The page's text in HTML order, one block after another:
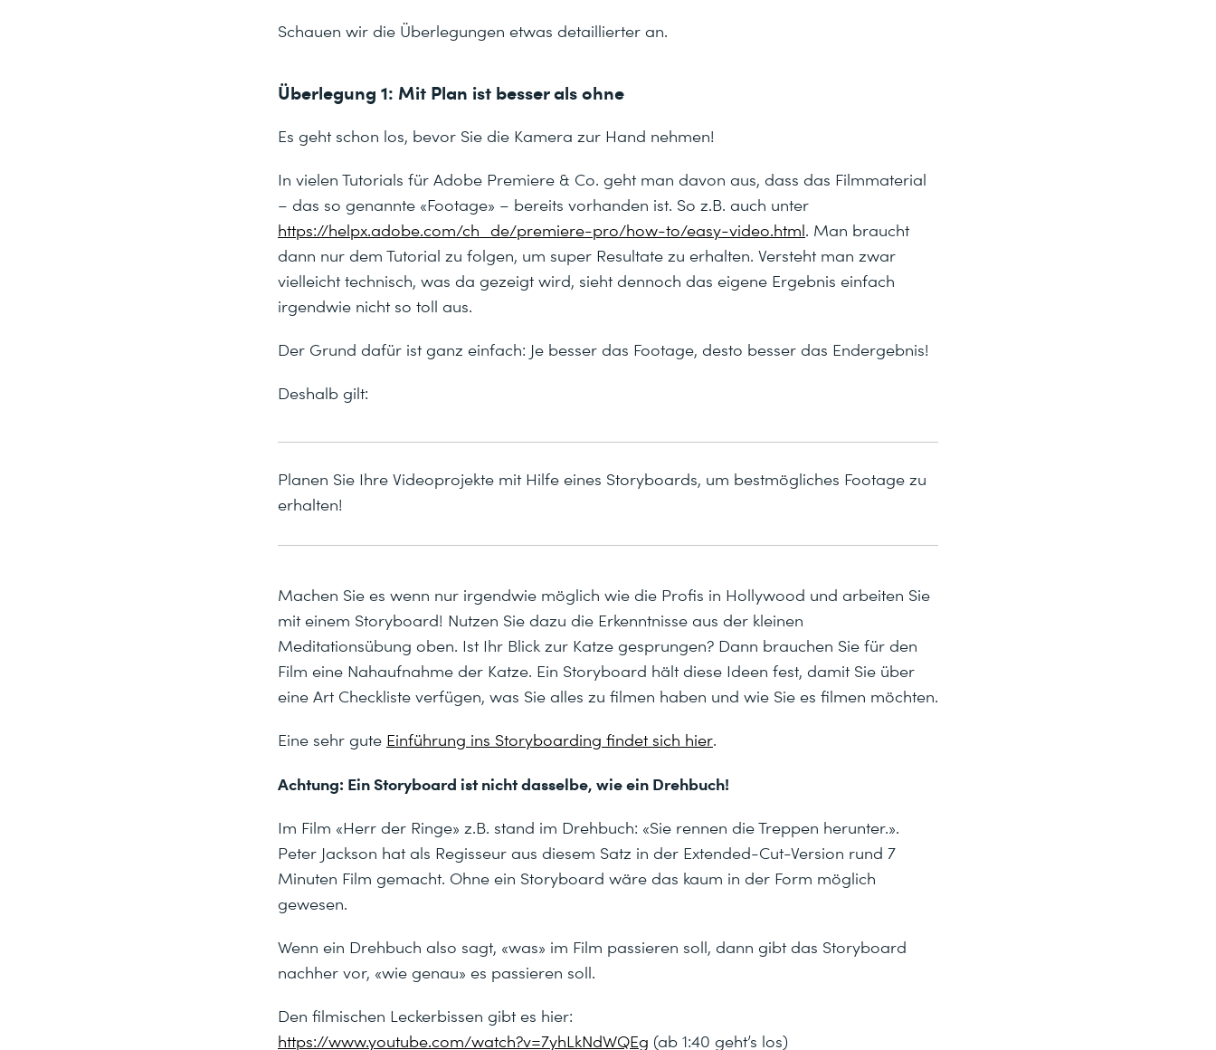
Schauen wir die Überlegungen etwas detaillierter an.
Überlegung 1: Mit Plan ist besser als ohne
Es geht schon los, bevor Sie die Kamera zur Hand nehmen!
In vielen Tutorials für Adobe Premiere & Co. geht man davon aus, dass das Filmmaterial
– das so genannte «Footage» – bereits vorhanden ist. So z.B. auch unter
https://helpx.adobe.com/ch_de/premiere-pro/how-to/easy-video.html. Man braucht
dann nur dem Tutorial zu folgen, um super Resultate zu erhalten. Versteht man zwar
vielleicht technisch, was da gezeigt wird, sieht dennoch das eigene Ergebnis einfach
irgendwie nicht so toll aus.
Der Grund dafür ist ganz einfach: Je besser das Footage, desto besser das Endergebnis!
Deshalb gilt:
Planen Sie Ihre Videoprojekte mit Hilfe eines Storyboards, um bestmögliches Footage zu
erhalten!
Machen Sie es wenn nur irgendwie möglich wie die Profis in Hollywood und arbeiten Sie
mit einem Storyboard! Nutzen Sie dazu die Erkenntnisse aus der kleinen
Meditationsübung oben. Ist Ihr Blick zur Katze gesprungen? Dann brauchen Sie für den
Film eine Nahaufnahme der Katze. Ein Storyboard hält diese Ideen fest, damit Sie über
eine Art Checkliste verfügen, was Sie alles zu filmen haben und wie Sie es filmen möchten.
Eine sehr gute Einführung ins Storyboarding findet sich hier.
Achtung: Ein Storyboard ist nicht dasselbe, wie ein Drehbuch!
Im Film «Herr der Ringe» z.B. stand im Drehbuch: «Sie rennen die Treppen herunter.».
Peter Jackson hat als Regisseur aus diesem Satz in der Extended-Cut-Version rund 7
Minuten Film gemacht. Ohne ein Storyboard wäre das kaum in der Form möglich
gewesen.
Wenn ein Drehbuch also sagt, «was» im Film passieren soll, dann gibt das Storyboard
nachher vor, «wie genau» es passieren soll.
Den filmischen Leckerbissen gibt es hier:
https://www.youtube.com/watch?v=7yhLkNdWQEg (ab 1:40 geht’s los)